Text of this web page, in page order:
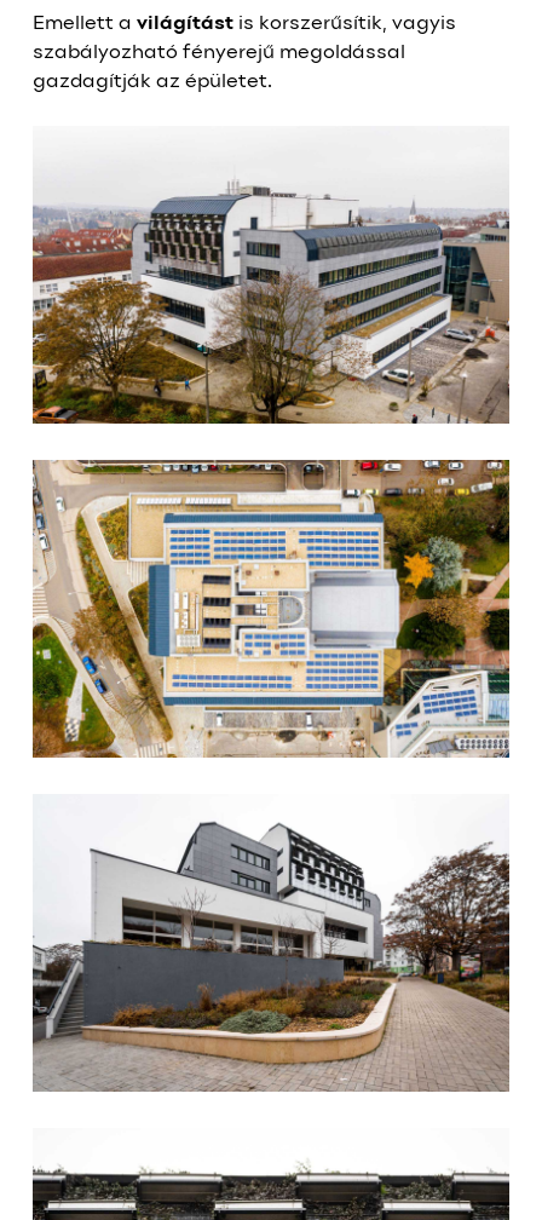
Emellett a világítástis korszerűsítik, vagyis
szabályozható fényerejű megoldással
gazdagítják az épületet.